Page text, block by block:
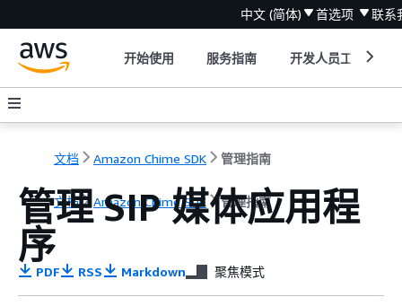
中文 (简体) 首选项 联系
开始使用 服务指南 开发人员工具
文档 Amazon Chime SDK 管理指南
文档 Amazon Chime SDK 管理指南
管理 SIP 媒体应用程
序
PDF RSS Markdown 聚焦模式